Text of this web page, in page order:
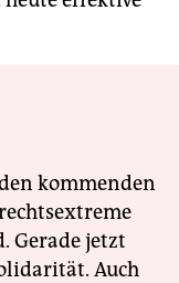
kommenden
Gerade jetzt
Auch